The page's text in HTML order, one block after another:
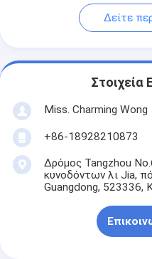
Δείτε
Στοιχεία
Miss. Charming Wong
+86-18928210873
Δρόμος Tangzhou
κυνοδόντων λι Jia,
Guangdong, 523336,